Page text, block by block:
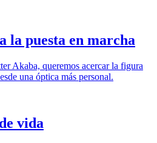
la puesta en marcha
Akaba, queremos acercar la figura
una óptica más personal.
vida